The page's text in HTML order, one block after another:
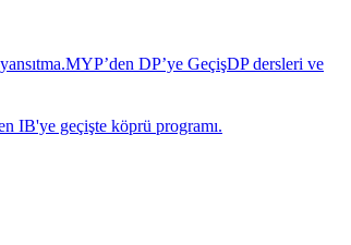
MYP’den DP’ye GeçişDP dersleri ve
IB'ye geçişte köprü programı.